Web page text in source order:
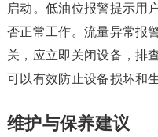
启动。低油位报警提示用
否正常工作。流量异常报
关，应立即关闭设备，排
可以有效防止设备损坏和
维护与保养建议